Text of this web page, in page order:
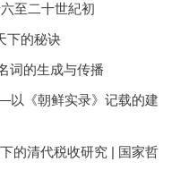
至二十世紀初
下的秘诀
词的生成与传播
以《朝鲜实录》记载的建
的清代税收研究 | 国家哲